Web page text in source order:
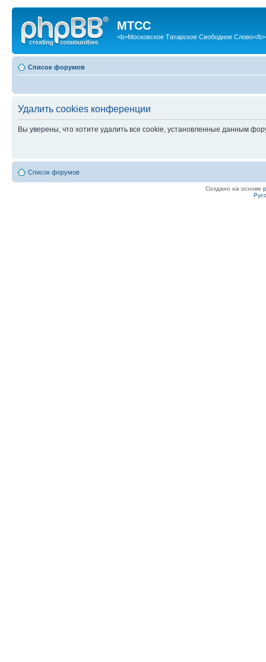
МТСС
<b>Московское Татарское Свободное Слово</b>
Список форумов
Удалить cookies конференции
Вы уверены, что хотите удалить все cookie, установленные данным
Список форумов
Создано на основе